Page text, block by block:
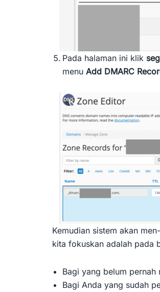
Pada halaman ini klik
menu Add DMARC
Kemudian sistem akan
kita fokuskan adalah pada
Bagi yang belum pernah
Bagi Anda yang sudah